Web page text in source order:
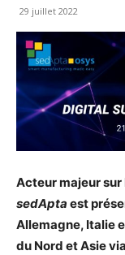
29 juillet 2022
Acteur majeur sur
sedApta est
Allemagne, Italie
du Nord et Asie